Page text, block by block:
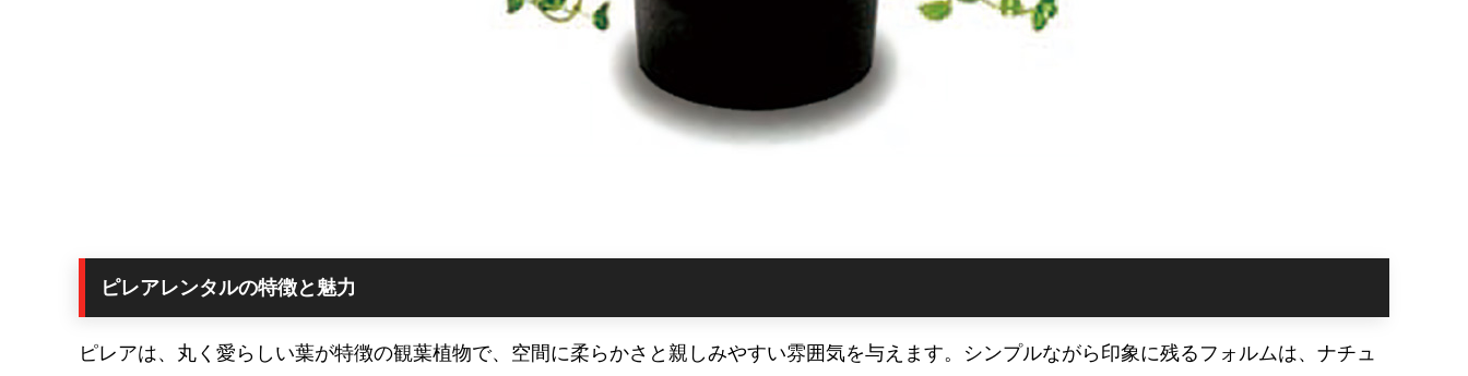
ピレアレンタルの特徴と魅力
ピレアは、丸く愛らしい葉が特徴の観葉植物で、空間に柔らかさと親しみやすい雰囲気を与えます。シンプルながら印象に残るフォルムは、ナチュ